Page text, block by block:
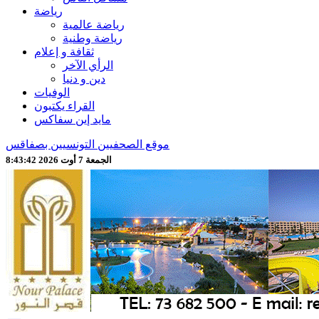
رياضة
رياضة عالمية
رياضة وطنية
ثقافة و إعلام
الرأي الآخر
دين و دنيا
الوفيات
القراء يكتبون
مايد إين سفاكس
موقع الصحفيين التونسيين بصفاقس
الجمعة 7 أوت 2026 8:43:44